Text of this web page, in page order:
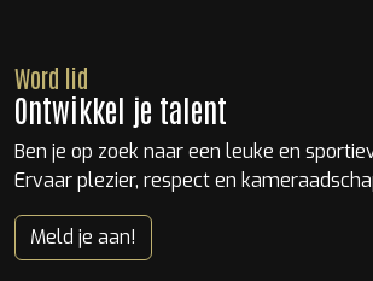
Word lid
Ontwikkel je talent
Ben je op zoek naar een leuke en
Ervaar plezier, respect en
Meld je aan!